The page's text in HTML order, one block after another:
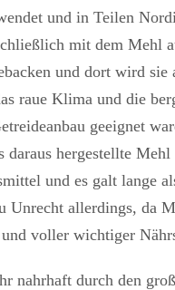
und in Teilen
mit dem Mehl
und dort wird sie
raue Klima und die
geeignet
daraus hergestellte
und es galt lange
Unrecht allerdings, da
und voller wichtiger
nahrhaft durch den